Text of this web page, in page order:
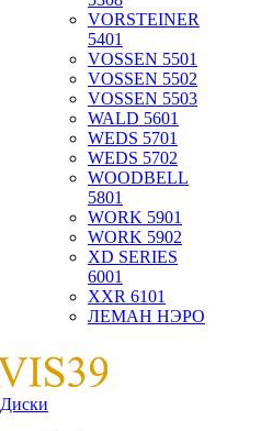
VORSTEINER
5401
VOSSEN 5501
VOSSEN 5502
VOSSEN 5503
WALD 5601
WEDS 5701
WEDS 5702
WOODBELL
5801
WORK 5901
WORK 5902
XD SERIES
6001
XXR 6101
ЛЕМАН НЭРО
Диски